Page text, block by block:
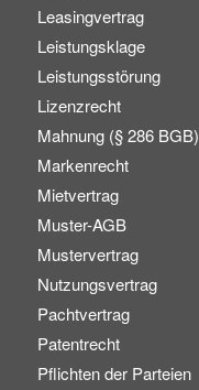
Leasingvertrag
Leistungsklage
Leistungsstörung
Lizenzrecht
Mahnung (§ 286 BGB)
Markenrecht
Mietvertrag
Muster-AGB
Mustervertrag
Nutzungsvertrag
Pachtvertrag
Patentrecht
Pflichten der Parteien